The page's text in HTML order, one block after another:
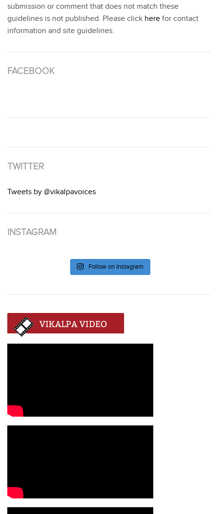
submission or comment that does not match these
guidelines is not published. Please click here for contact
information and site guidelines.
FACEBOOK
TWITTER
Tweets by @vikalpavoices
INSTAGRAM
Follow on Instagram